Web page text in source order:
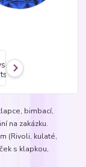
bimbací,
na zakázku.
(Rivoli, kulaté,
s klapkou,